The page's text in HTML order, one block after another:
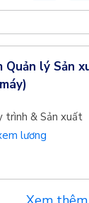
Quản lý Sản
trình & Sản xuất
lương